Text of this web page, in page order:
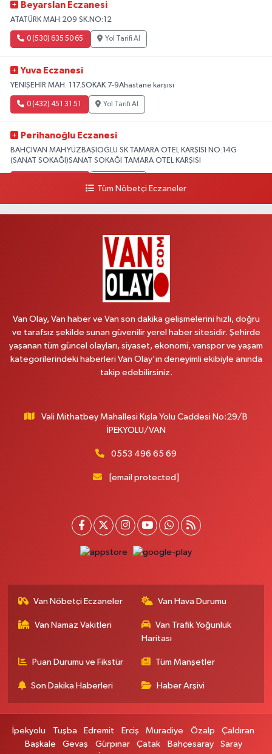
Beyarslan Eczanesi
ATATÜRK MAH.209 SK.NO:12
0 (530) 635 50 65 Yol Tarifi Al
Yuva Eczanesi
YENİŞEHİR MAH. 117.SOKAK 7-9Ahastane karşısı
0 (432) 451 31 51 Yol Tarifi Al
Perihanoğlu Eczanesi
BAHÇİVAN MAH.YÜZBAŞIOĞLU SK.TAMARA OTEL KARŞISI NO:14G
(SANAT SOKAĞI)SANAT SOKAĞI TAMARA OTEL KARŞISI
Yol Tarifi Al
BEYAZIT MAH.ZEYLAN CADDESİ OKYANUS GİYİM YANI NO:1
Afşar Eczanesi
Kazım Karabekir cad.Eski Araştırma Hastanesi karşısı (kent park karşısı )
Gürpınar Eczanesi
Akpınar Mah. Milli Egemenlik Cad.No:7 A
Yol Tarifi Al
0 (432) 215 77 65 Yol Tarifi Al
Ferhat Eczanesi
Akköprü mahallesi Beşyol mevkii sakatatçılar çarşısı altı şok market yanı
Gündüz Eczanesi
CUMHURİYET MAH. ATATÜRK CADDESİ NO:39 A
Tüm Nöbetçi Eczaneler
Van Olay, Van haber ve Van son dakika gelişmelerini hızlı, doğru
ve tarafsız şekilde sunan güvenilir yerel haber sitesidir. Şehirde
yaşanan tüm güncel olayları, siyaset, ekonomi, vanspor ve yaşam
kategorilerindeki haberleri Van Olay’ın deneyimli ekibiyle anında
takip edebilirsiniz.
Vali Mithatbey Mahallesi Kışla Yolu Caddesi No:29/B
İPEKYOLU/VAN
0553 496 65 69
[email protected]
Van Nöbetçi Eczaneler Van Hava Durumu
Van Namaz Vakitleri
Van Trafik Yoğunluk
Haritası
Puan Durumu ve Fikstür Tüm Manşetler
Son Dakika Haberleri Haber Arşivi
İpekyolu Tuşba Edremit Erciş Muradiye Özalp
Çaldıran
Başkale
Gevaş Gürpınar Çatak Bahçesaray
Saray